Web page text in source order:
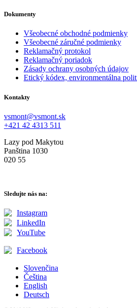
Dokumenty
Všeobecné obchodné podmienky
Všeobecné záručné podmienky
Reklamačný protokol
Reklamačný poriadok
Zásady ochrany osobných údajov
Etický kódex, environmentálna
Kontakty
vsmont@vsmont.sk
+421 42 4313 511
Lazy pod Makytou
Panština 1030
020 55
Sledujte nás na:
Instagram
LinkedIn
YouTube
Facebook
Slovenčina
Čeština
English
Deutsch